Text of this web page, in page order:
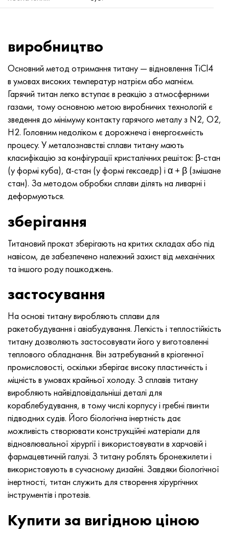
виробництво
Основний метод отримання титану — відновлення TiCl4
в умовах високих температур натрієм або магнієм.
Гарячий титан легко вступає в реакцію з атмосферними
газами, тому основною метою виробничих технологій є
зведення до мінімуму контакту гарячого металу з N2, O2,
H2. Головним недоліком є дорожнеча і енергоємність
процесу. У металознавстві сплави титану мають
класифікацію за конфігурації кристалічних решіток: β-стан
(у формі куба), α-стан (у формі гексаедр) і α + β (змішане
стан). За методом обробки сплави ділять на ливарні і
деформуються.
зберігання
Титановий прокат зберігають на критих складах або під
навісом, де забезпечено належний захист від механічних
та іншого роду пошкоджень.
застосування
На основі титану виробляють сплави для
ракетобудування і авіабудування. Легкість і теплостійкість
титану дозволяють застосовувати його у виготовленні
теплового обладнання. Він затребуваний в кріогенної
промисловості, оскільки зберігає високу пластичність і
міцність в умовах крайньої холоду. З сплавів титану
виробляють найвідповідальніші деталі для
кораблебудування, в тому числі корпусу і гребні гвинти
підводних судів. Його біологічна інертність дає
можливість створювати конструкційні матеріали для
відновлювальної хірургії і використовувати в харчовій і
фармацевтичній галузі. З титану роблять бронежилети і
використовують в сучасному дизайні. Завдяки біологічної
інертності, титан служить для створення хірургічних
інструментів і протезів.
Купити за вигідною ціною
MP159
Никрофер 5923 hMo
Никрофер 6030
Нитроник 40
Нитроник 50
Нитроник 60
Нитроник 75
Нимоник 90
Нимоник 263
Хайнс 188
Haynes 230
Хастеллой b3
Хастеллой c4
Хастеллой c22
Хастеллой C-276
Хастеллой C2000
Хастеллой 3
Стрічка, коло, дріт 56ДГНХ
труба 79НМ
Стрічка, коло, дріт 80НМ
80НМВ-ВІ
80НХС
81НМА
Види прецизійних сплавів
Труба прецизійна
Лист, круг, дріт ХН73МБТЮ
Труба ХН75МБТЮ
Лист, круг, дріт ХН75ТБЮ
Лист, круг, дріт ХН77ТЮ
труба ХН77ТЮР
труба ХН78Т
Лист, круг, дріт ХН80ТБЮ
Лист, круг, дріт Н70МФВ
5B
АТ-6
МС-6
14 титан
СП -17
40 титан
1.4567 - aisi 304Cu
1.4574 - Alloy PH 15-7 Mo®
1.4580 - aisi 316Cb
1.4597 - aisi 204Cu
Сплав 28 - 1.4563
Сплав 31 - 1.4562
Сплав 254smo® - 1.4547
AM-350 - ams 5548
AM-355 - ams 5547
Greek Ascoloy 418
Труба корозійно-стійка
15Х16Н2АМ
18Х12ВМБФР
20Х12ВНМФ
20Х3МВФ
21НКМТ
37Х12Н8Г8МФБ
40Х10С2М
45Х14Н14В2М
50Х14МФ
90Х18МФ
95Х18
30Х, aisi 5130, 30h
30ХГСА, 30hgsa
30хгсн2а, 30hgsna
30хн2ма, 30CrNiMo8
30хн3а, 31nicr14
34хн3ма, 36NiCrMo16, 35NiCrMo16
35hgs, 35хгс
ас35г2, 36smnpb14, 1.0765
38х2н2ма, 34CrNiMo6, 40NiCrMo7
38ХС, 37hs
38ХА, 37Cr4, aisi 5135
38ХН3МФА, 35nicrmov12-5
40Г, 40Mn4, aisi 1035
38ХМ, 42CrMo4, aisi 1.7225
40ХН, 36NiCr6, aisi 3135
40ХФА, 1.7223, aisi 4142
45Х, 45h, 1.7035
45ХН2МФА, k2425, 45hnmf